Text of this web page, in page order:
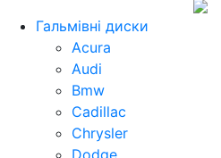
Гальмівні диски
Acura
Audi
Bmw
Cadillac
Chrysler
Dodge